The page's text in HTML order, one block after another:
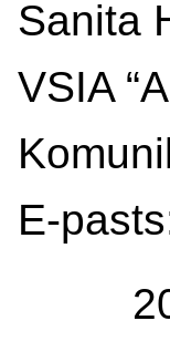
Sanita
VSIA
E-